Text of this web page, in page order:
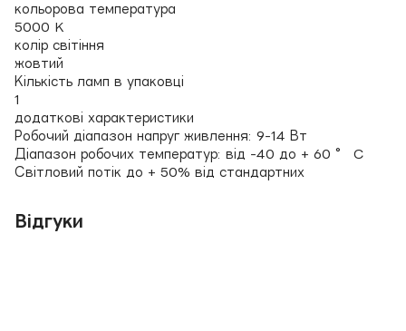
кольорова температура
5000 K
колір світіння
жовтий
Кількість ламп в упаковці
1
додаткові характеристики
Робочий діапазон напруг живлення: 9-14 Вт
Діапазон робочих температур: від -40 до + 60 ° C
Світловий потік до + 50% від стандартних
Відгуки